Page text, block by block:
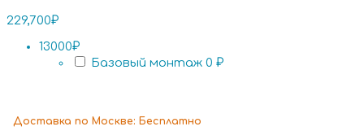
229,700₽
13000₽
Базовый монтаж 0 ₽
Доставка по Москве: Бесплатно